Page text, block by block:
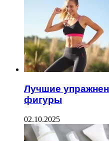
Лучшие
фигуры
02.10.2025